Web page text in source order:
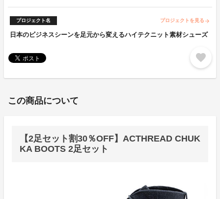
プロジェクト名 プロジェクトを見る arrow_forward
日本のビジネスシーンを足元から変えるハイテクニット素材シューズ
favorite
この商品について
【2足セット割30％OFF】ACTHREAD CHUK
KA BOOTS 2足セット